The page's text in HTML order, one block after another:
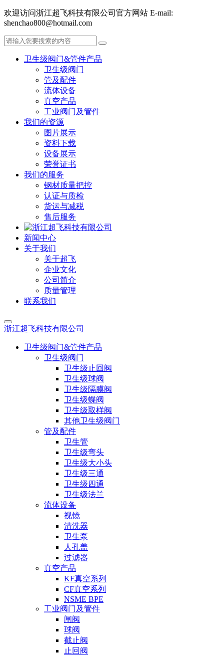
欢迎访问浙江超飞科技有限公司官方网站 E-mail:
shenchao800@hotmail.com
卫生级阀门&管件产品
卫生级阀门
管及配件
流体设备
真空产品
工业阀门及管件
我们的资源
图片展示
资料下载
设备展示
荣誉证书
我们的服务
钢材质量把控
认证与质检
货运与减税
售后服务
新闻中心
关于我们
关于超飞
企业文化
公司简介
质量管理
联系我们
浙江超飞科技有限公司
卫生级阀门&管件产品
卫生级阀门
卫生级止回阀
卫生级球阀
卫生级隔膜阀
卫生级蝶阀
卫生级取样阀
其他卫生级阀门
管及配件
卫生管
卫生级弯头
卫生级大小头
卫生级三通
卫生级四通
卫生级法兰
流体设备
视镜
清洗器
卫生泵
人孔盖
过滤器
真空产品
KF真空系列
CF真空系列
NSME BPE
工业阀门及管件
闸阀
球阀
截止阀
止回阀